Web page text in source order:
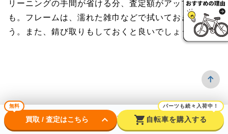
リーニングの手間が省ける分、査定額がアップするか
も。フレームは、濡れた雑巾などで拭いておきましょ
う。また、錆び取りもしておくと良いでしょう。
よくある質問
無料
買取 / 査定はこちら keyboard_arrow_down shopping_cart
パーツも続々入荷中！
自転車を購入する